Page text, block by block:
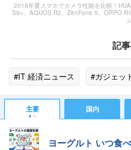
2018年夏スマホでカメラ性能を比較！
S9+、AQUOS R2、ZenFone 5、OPPO
記
#IT 経済ニュース #ガジェッ
主要 国内
ヨーグルト いつ食